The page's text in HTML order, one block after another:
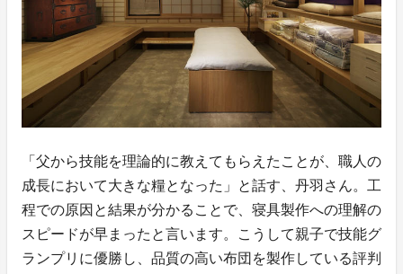
「父から技能を理論的に教えてもらえたことが、職人の
成長において大きな糧となった」と話す、丹羽さん。工
程での原因と結果が分かることで、寝具製作への理解の
スピードが早まったと言います。こうして親子で技能グ
ランプリに優勝し、品質の高い布団を製作している評判